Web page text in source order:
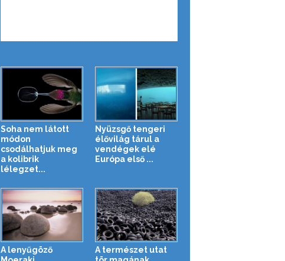
Soha nem látott
módon
csodálhatjuk meg
a kolibrik
lélegzet...
Nyüzsgő tengeri
élővilág tárul a
vendégek elé
Európa első ...
A lenyűgöző
A természet utat